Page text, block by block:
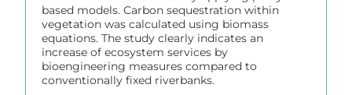
based models. Carbon sequestration within
vegetation was calculated using biomass
equations. The study clearly indicates an
increase of ecosystem services by
bioengineering measures compared to
conventionally fixed riverbanks.